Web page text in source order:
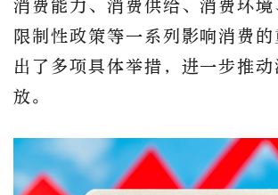
消费能力、消费供给、消费环
限制性政策等一系列影响消费
出了多项具体举措，进一步推
放。